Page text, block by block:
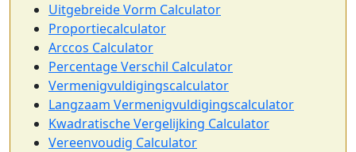
Uitgebreide Vorm Calculator
Proportiecalculator
Arccos Calculator
Percentage Verschil Calculator
Vermenigvuldigingscalculator
Langzaam Vermenigvuldigingscalculator
Kwadratische Vergelijking Calculator
Vereenvoudig Calculator